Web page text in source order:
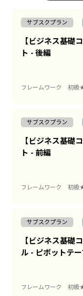
サブスクプラン
【ビジネス基礎
ト - 後編
フレームワーク 初
サブスクプラン
【ビジネス基礎
ト - 前編
フレームワーク 初
サブスクプラン
【ビジネス基礎
ル - ピボットテ
フレームワーク 初